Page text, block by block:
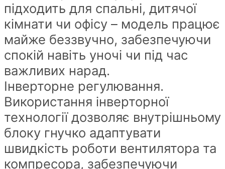
підходить для спальні, дитячої
кімнати чи офісу – модель працює
майже беззвучно, забезпечуючи
спокій навіть уночі чи під час
важливих нарад.
Інверторне регулювання.
Використання інверторної
технології дозволяє внутрішньому
блоку гнучко адаптувати
швидкість роботи вентилятора та
компресора, забезпечуючи